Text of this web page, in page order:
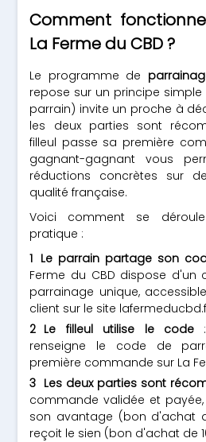
Comment
La Ferme du CBD ?
Le programme de
repose sur un principe simple
parrain) invite un proche à
les deux parties sont
filleul passe sa première
gagnant-gagnant vous
réductions concrètes sur
qualité française.
Voici comment se
pratique :
Le parrain partage son
Ferme du CBD dispose
parrainage unique,
client sur le site
Le filleul utilise le code
renseigne le code de
première commande sur La
Les deux parties sont
commande validée et
son avantage (bon d'achat
reçoit le sien (bon d'achat de